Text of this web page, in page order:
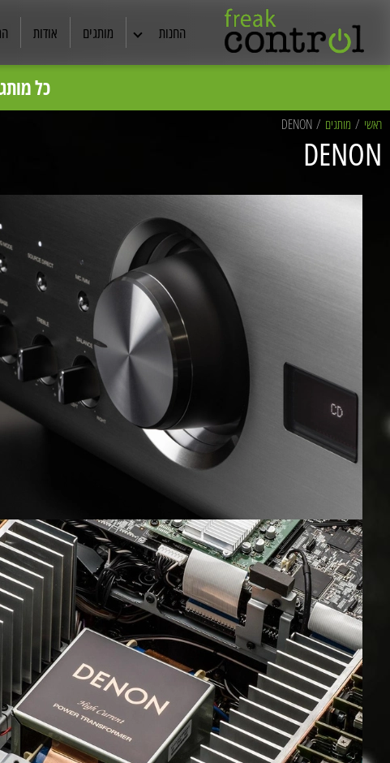
החנות
אוזניות
רמקולים
תצוגות ויד שניה
מסכי TV
סטריאו
כבלים מקצועיים
ריהוט אודיו /שיכוך
טיפול בחשמל
מגברי גיטרה MAGNATONE
מסכים לתנאי חוץ
פטיפונים
מקרנים ומסכי הקרנה
מותגים אודות
כלהמחירים באתר לפי מחירון
ראשי / מותגים /
DENON
DENON